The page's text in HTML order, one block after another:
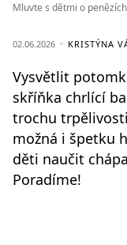
Mluvte s dětmi o
02.06.2026 KRISTÝNA
Vysvětlit
skříňka chrlící
trochu
možná i špetku
děti naučit
Poradíme!